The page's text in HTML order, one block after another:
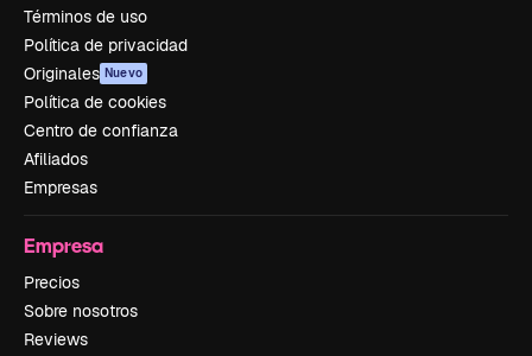
Términos de uso
Política de privacidad
Originales Nuevo
Política de cookies
Centro de confianza
Afiliados
Empresas
Empresa
Precios
Sobre nosotros
Reviews